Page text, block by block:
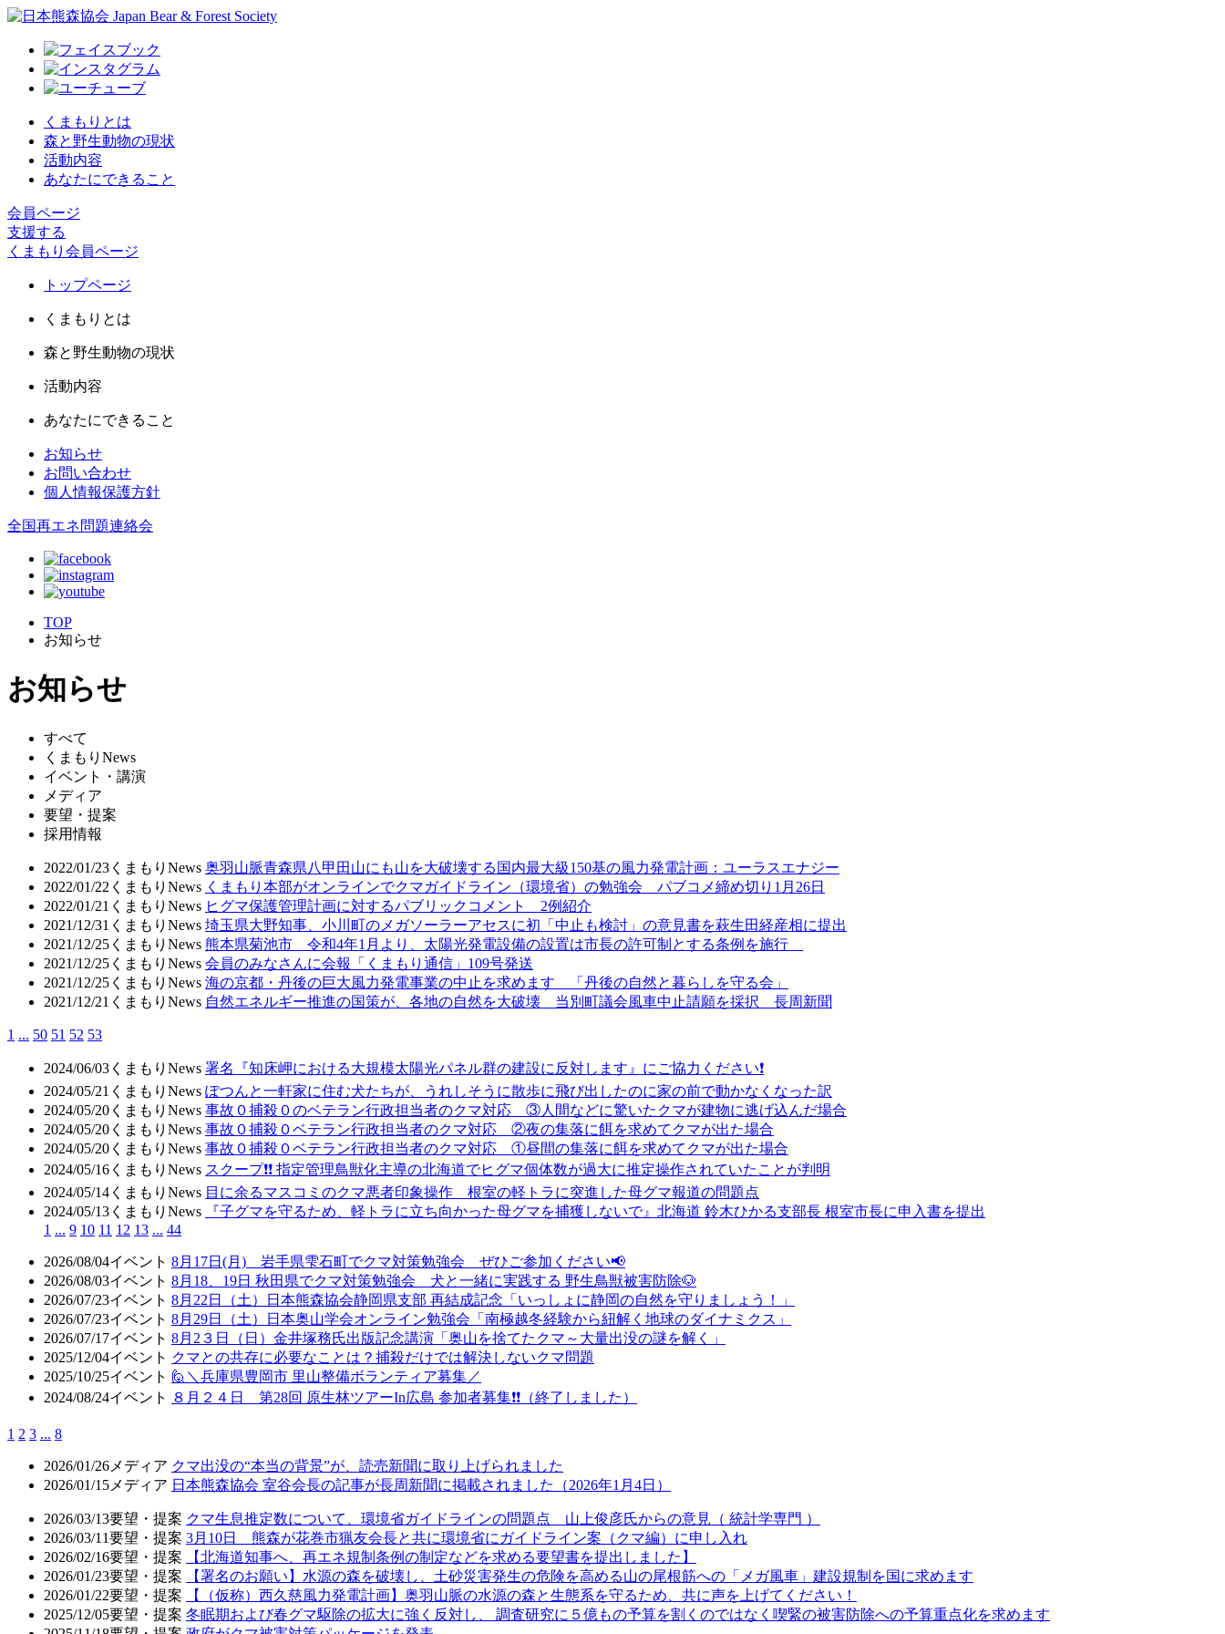
くまもりとは
森と野生動物の現状
活動内容
あなたにできること
会員ページ
支援する
くまもり会員ページ
トップページ
くまもりとは
森と野生動物の現状
活動内容
あなたにできること
お知らせ
お問い合わせ
個人情報保護方針
全国再エネ問題連絡会
TOP
お知らせ
お知らせ
すべて
くまもりNews
イベント・講演
メディア
要望・提案
採用情報
2022/01/23 くまもりNews 奥羽山脈青森県八甲田山にも山を大破壊する国内最大級150基の風力発電計画：ユーラスエナジー
2022/01/22 くまもりNews くまもり本部がオンラインでクマガイドライン（環境省）の勉強会 パブコメ締め切り1月26日
2022/01/21 くまもりNews ヒグマ保護管理計画に対するパブリックコメント 2例紹介
2021/12/31 くまもりNews 埼玉県大野知事、小川町のメガソーラーアセスに初「中止も検討」の意見書を萩生田経産相に提出
2021/12/25 くまもりNews 熊本県菊池市 令和4年1月より、太陽光発電設備の設置は市長の許可制とする条例を施行
2021/12/25 くまもりNews 会員のみなさんに会報「くまもり通信」109号発送
2021/12/25 くまもりNews 海の京都・丹後の巨大風力発電事業の中止を求めます 「丹後の自然と暮らしを守る会」
2021/12/21 くまもりNews 自然エネルギー推進の国策が、各地の自然を大破壊 当別町議会風車中止請願を採択 長周新聞
1 ... 50 51 52 53
2024/06/03 くまもりNews 署名『知床岬における大規模太陽光パネル群の建設に反対します』にご協力ください❗
2024/05/21 くまもりNews ぽつんと一軒家に住む犬たちが、うれしそうに散歩に飛び出したのに家の前で動かなくなった訳
2024/05/20 くまもりNews 事故０捕殺０のベテラン行政担当者のクマ対応 ③人間などに驚いたクマが建物に逃げ込んだ場合
2024/05/20 くまもりNews 事故０捕殺０ベテラン行政担当者のクマ対応 ②夜の集落に餌を求めてクマが出た場合
2024/05/20 くまもりNews 事故０捕殺０ベテラン行政担当者のクマ対応 ①昼間の集落に餌を求めてクマが出た場合
2024/05/16 くまもりNews スクープ❗❗ 指定管理鳥獣化主導の北海道でヒグマ個体数が過大に推定操作されていたことが判明
2024/05/14 くまもりNews 目に余るマスコミのクマ悪者印象操作 根室の軽トラに突進した母グマ報道の問題点
2024/05/13 くまもりNews
『子グマを守るため、軽トラに立ち向かった母グマを捕獲しないで』北海道 鈴木ひかる支部長 根室市長に申入書を提出
1 ... 9 10 11 12 13 ... 44
2026/08/04イベント 8月17日(月) 岩手県雫石町でクマ対策勉強会 ぜひご参加ください📢
2026/08/03イベント 8月18、19日 秋田県でクマ対策勉強会 犬と一緒に実践する 野生鳥獣被害防除🐶
2026/07/23イベント 8月22日（土）日本熊森協会静岡県支部 再結成記念「いっしょに静岡の自然を守りましょう！」
2026/07/23イベント 8月29日（土）日本奥山学会オンライン勉強会「南極越冬経験から紐解く地球のダイナミクス」
2026/07/17イベント 8月2３日（日）金井塚務氏出版記念講演「奥山を捨てたクマ～大量出没の謎を解く」
2025/12/04イベント クマとの共存に必要なことは？捕殺だけでは解決しないクマ問題
2025/10/25イベント 🙋＼兵庫県豊岡市 里山整備ボランティア募集／
2024/08/24イベント ８月２４日 第28回 原生林ツアーIn広島 参加者募集❗❗（終了しました）
1 2 3 ... 8
2026/01/26 メディア クマ出没の“本当の背景”が、読売新聞に取り上げられました
2026/01/15 メディア 日本熊森協会 室谷会長の記事が長周新聞に掲載されました（2026年1月4日）
2026/03/13要望・提案 クマ生息推定数について、環境省ガイドラインの問題点 山上俊彦氏からの意見（ 統計学専門 ）
2026/03/11要望・提案 3月10日 熊森が花巻市猟友会長と共に環境省にガイドライン案（クマ編）に申し入れ
2026/02/16要望・提案
【北海道知事へ、再エネ規制条例の制定などを求める要望書を提出しました】
2026/01/23要望・提案
【署名のお願い】水源の森を破壊し、土砂災害発生の危険を高める山の尾根筋への「メガ風車」建設規制を国に求めます
2026/01/22要望・提案
【（仮称）西久慈風力発電計画】奥羽山脈の水源の森と生態系を守るため、共に声を上げてください！
2025/12/05要望・提案 冬眠期および春グマ駆除の拡大に強く反対し、 調査研究に５億もの予算を割くのではなく喫緊の被害防除への予算重点化を求めます